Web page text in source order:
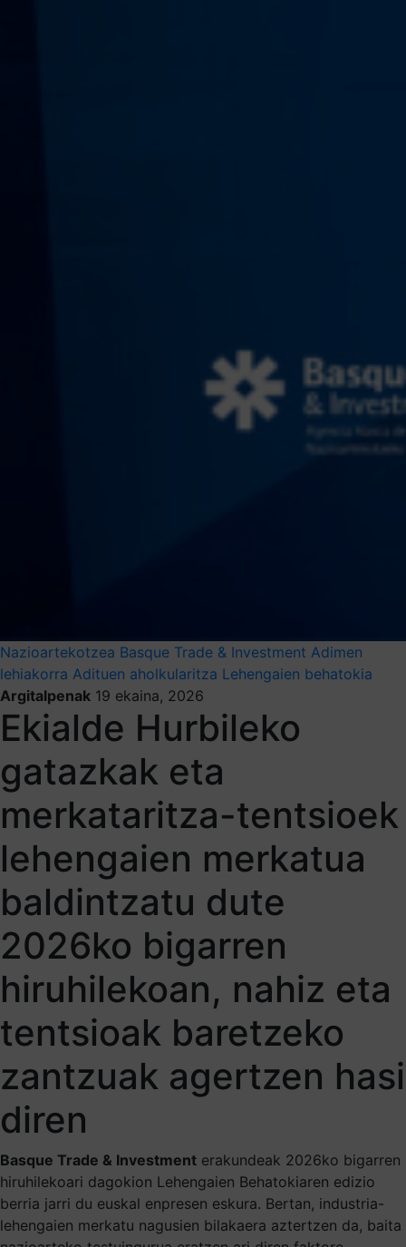
Nazioartekotzea Basque Trade & Investment Adimen
lehiakorra Adituen aholkularitza Lehengaien behatokia
Argitalpenak 19 ekaina, 2026
Ekialde Hurbileko
gatazkak eta
merkataritza-tentsioek
lehengaien merkatua
baldintzatu dute
2026ko bigarren
hiruhilekoan, nahiz eta
tentsioak baretzeko
zantzuak agertzen hasi
diren
Basque Trade & Investment erakundeak 2026ko bigarren
hiruhilekoari dagokion Lehengaien Behatokiaren edizio
berria jarri du euskal enpresen eskura. Bertan, industria-
lehengaien merkatu nagusien bilakaera aztertzen da, baita